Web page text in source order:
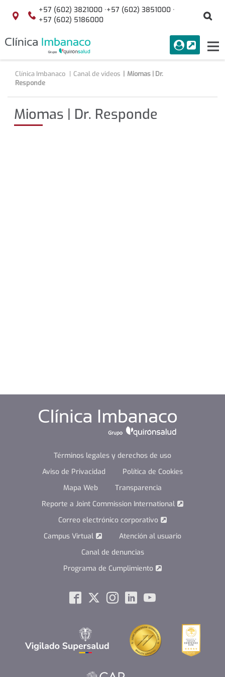
Saltar al contenido
Localización
+57 (602) 3821000 ·+57 (602) 3851000 ·
+57 (602) 5186000
menuAcceso
Buscar
Clínica Imbanaco Canal de videos
Miomas | Dr.
Responde
Miomas | Dr. Responde
Términos legales y derechos de uso
Aviso de Privacidad
Política de Cookies
Mapa Web
Transparencia
Reporte a Joint Commission International
Correo electrónico corporativo
Campus Virtual
Atención al usuario
Canal de denuncias
Programa de Cumplimiento